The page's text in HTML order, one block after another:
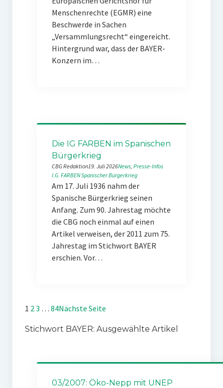
Menschenrechte (EGMR) eine
Beschwerde in Sachen
„Versammlungsrecht“ eingereicht.
Hintergrund war, dass der BAYER-
Konzern im…
Die IG FARBEN im Spanischen
Bürgerkrieg
CBG Redaktion19. Juli 2026News, Presse-Infos
I.G. FARBENSpanischer Bürgerkrieg
Am 17. Juli 1936 nahm der
Spanische Bürgerkrieg seinen
Anfang. Zum 90. Jahrestag möchte
die CBG noch einmal auf einen
Artikel verweisen, der 2011 zum 75.
Jahrestag im Stichwort BAYER
erschien. Vor…
1 23 … 84Nächste Seite
Stichwort BAYER: Ausgewählte Artikel
03/2007: Öko-Nepp mit UNEP